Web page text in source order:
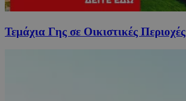
Τεμάχια Γης σε Οικιστικές Περιοχές